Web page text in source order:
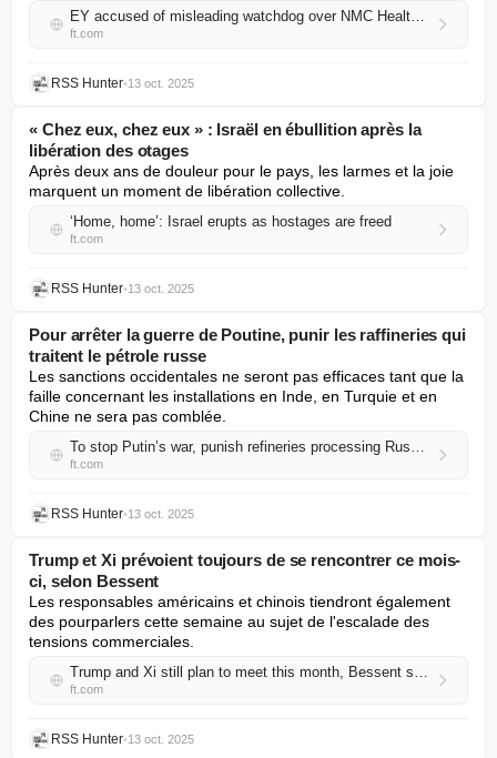
EY accused of misleading watchdog over NMC Health audit
ft.com
RSS Hunter•13 oct. 2025
« Chez eux, chez eux » : Israël en ébullition après la
libération des otages
Après deux ans de douleur pour le pays, les larmes et la joie
marquent un moment de libération collective.
‘Home, home’: Israel erupts as hostages are freed
ft.com
RSS Hunter•13 oct. 2025
Pour arrêter la guerre de Poutine, punir les raffineries qui
traitent le pétrole russe
Les sanctions occidentales ne seront pas efficaces tant que la
faille concernant les installations en Inde, en Turquie et en
Chine ne sera pas comblée.
To stop Putin’s war, punish refineries processing Russian oil
ft.com
RSS Hunter•13 oct. 2025
Trump et Xi prévoient toujours de se rencontrer ce mois-
ci, selon Bessent
Les responsables américains et chinois tiendront également
des pourparlers cette semaine au sujet de l'escalade des
tensions commerciales.
Trump and Xi still plan to meet this month, Bessent says
ft.com
RSS Hunter•13 oct. 2025